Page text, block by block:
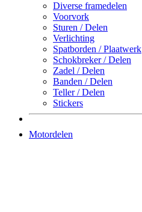
Diverse framedelen
Voorvork
Sturen / Delen
Verlichting
Spatborden / Plaatwerk
Schokbreker / Delen
Zadel / Delen
Banden / Delen
Teller / Delen
Stickers
Motordelen